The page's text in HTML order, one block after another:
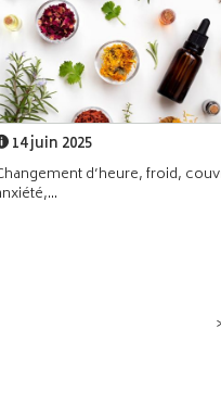
14 juin 2025
d’heure, froid,